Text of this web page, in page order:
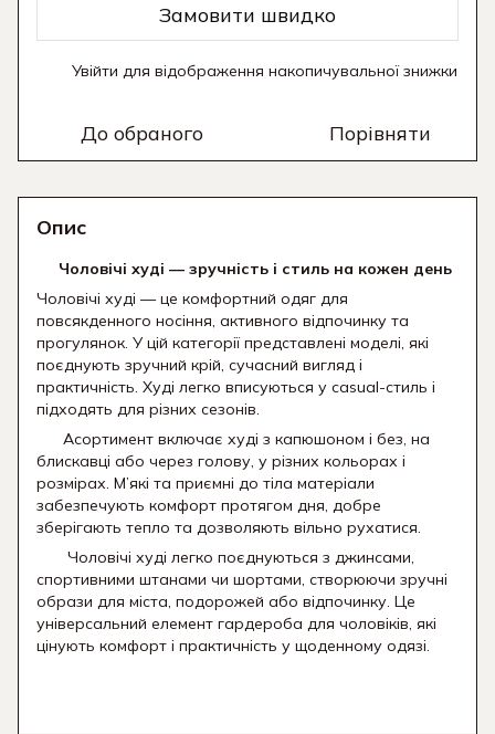
Замовити швидко
Увійти для відображення накопичувальної знижки
До обраного Порівняти
Опис
Чоловічі худі — зручність і стиль на кожен день
Чоловічі худі — це комфортний одяг для
повсякденного носіння, активного відпочинку та
прогулянок. У цій категорії представлені моделі, які
поєднують зручний крій, сучасний вигляд і
практичність. Худі легко вписуються у casual-стиль і
підходять для різних сезонів.
Асортимент включає худі з капюшоном і без, на
блискавці або через голову, у різних кольорах і
розмірах. М’які та приємні до тіла матеріали
забезпечують комфорт протягом дня, добре
зберігають тепло та дозволяють вільно рухатися.
Чоловічі худі легко поєднуються з джинсами,
спортивними штанами чи шортами, створюючи зручні
образи для міста, подорожей або відпочинку. Це
універсальний елемент гардероба для чоловіків, які
цінують комфорт і практичність у щоденному одязі.